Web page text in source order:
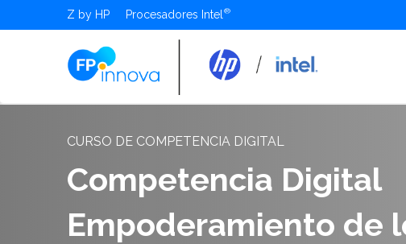
Z by HP Procesadores Intel
CURSO DE COMPETENCIA DIGITAL
Competencia Digital
Empoderamiento de